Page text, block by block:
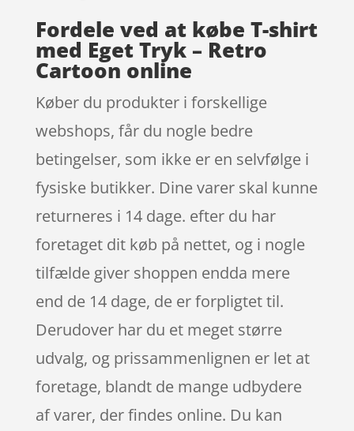
Fordele ved at købe T-shirt
med Eget Tryk – Retro
Cartoon online
Køber du produkter i forskellige
webshops, får du nogle bedre
betingelser, som ikke er en selvfølge i
fysiske butikker. Dine varer skal kunne
returneres i 14 dage. efter du har
foretaget dit køb på nettet, og i nogle
tilfælde giver shoppen endda mere
end de 14 dage, de er forpligtet til.
Derudover har du et meget større
udvalg, og prissammenlignen er let at
foretage, blandt de mange udbydere
af varer, der findes online. Du kan